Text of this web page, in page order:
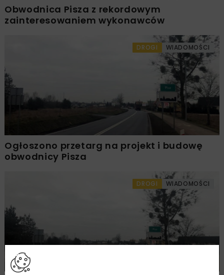
Obwodnica Pisza z rekordowym
zainteresowaniem wykonawców
DROGI WIADOMOŚCI
Ogłoszono przetarg na projekt i budowę
obwodnicy Pisza
DROGI WIADOMOŚCI